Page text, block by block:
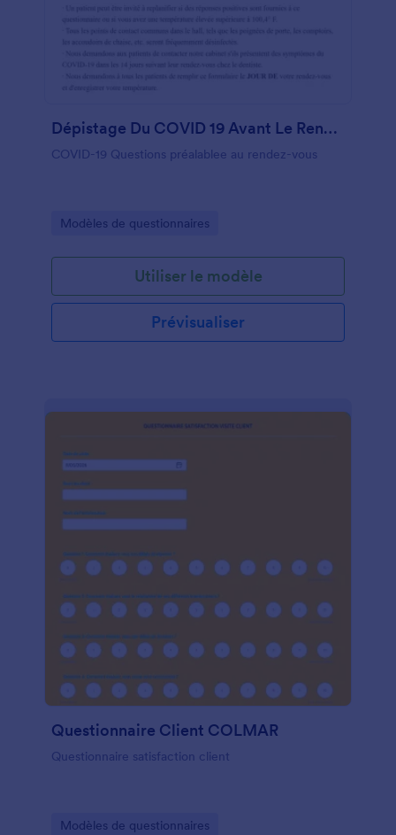
Dépistage Du COVID 19 Avant Le Rendez Vous Pour Les Intérimaires
COVID-19 Questions préalablee au rendez-vous
Go to Category:
Modèles de questionnaires
Utiliser le modèle
Prévisualiser
Questionnaire Client COLMAR
Questionnaire satisfaction client
Go to Category:
Modèles de questionnaires